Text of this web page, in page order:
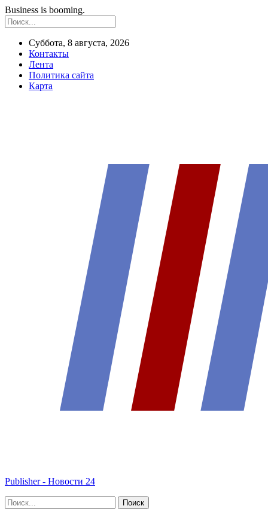
Business is booming.
Суббота, 8 августа, 2026
Контакты
Лента
Политика сайта
Карта
Publisher - Новости 24